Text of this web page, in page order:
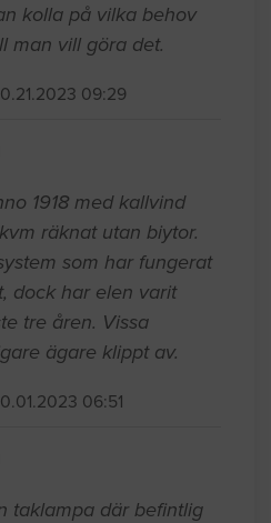
kolla på vilka behov
man vill göra det.
09:29
1918 med kallvind
räknat utan biytor.
som har fungerat
dock har elen varit
tre åren. Vissa
ägare klippt av.
06:51
taklampa där befintlig